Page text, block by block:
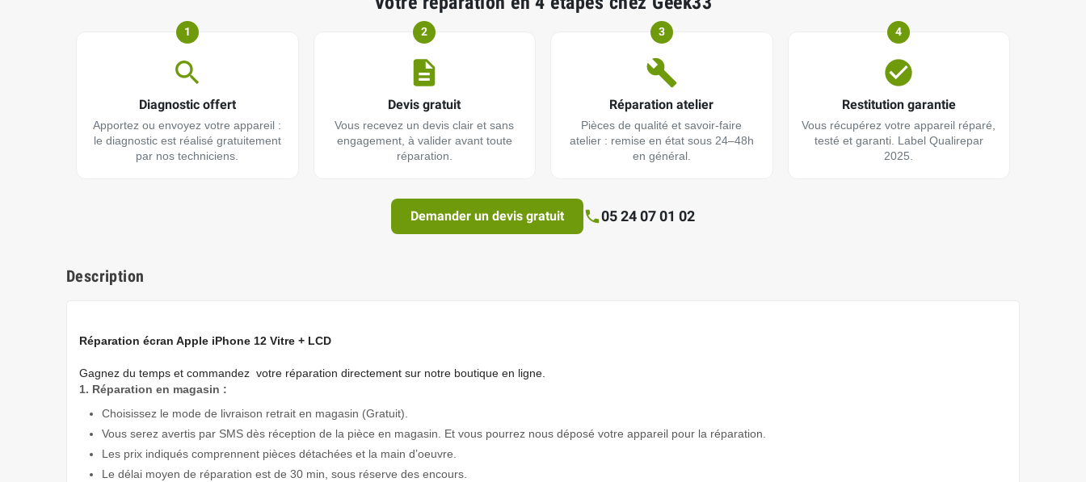
1
Diagnostic offert
Apportez ou envoyez votre appareil :
le diagnostic est réalisé gratuitement
par nos techniciens.
2
Devis gratuit
Vous recevez un devis clair et sans
engagement, à valider avant toute
réparation.
3
Réparation atelier
Pièces de qualité et savoir-faire
atelier : remise en état sous 24–48h
en général.
4
Restitution garantie
Vous récupérez votre appareil réparé,
testé et garanti. Label Qualirepar
2025.
Demander un devis gratuit 05 24 07 01 02
Description
Réparation écran Apple iPhone 12 Vitre + LCD
Gagnez du temps et commandez votre réparation directement sur notre boutique en ligne.
1. Réparation en magasin :
Choisissez le mode de livraison retrait en magasin (Gratuit).
Vous serez avertis par SMS dès réception de la pièce en magasin. Et vous pourrez nous déposé votre appareil pour la réparation.
Les prix indiqués comprennent pièces détachées et la main d’oeuvre.
Le délai moyen de réparation est de 30 min, sous réserve des encours.